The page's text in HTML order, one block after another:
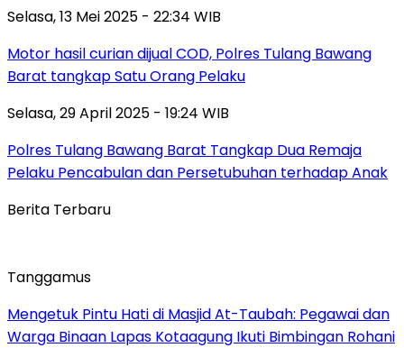
Selasa, 13 Mei 2025 - 22:34 WIB
Motor hasil curian dijual COD, Polres Tulang Bawang
Barat tangkap Satu Orang Pelaku
Selasa, 29 April 2025 - 19:24 WIB
Polres Tulang Bawang Barat Tangkap Dua Remaja
Pelaku Pencabulan dan Persetubuhan terhadap Anak
Berita Terbaru
Tanggamus
Mengetuk Pintu Hati di Masjid At-Taubah: Pegawai dan
Warga Binaan Lapas Kotaagung Ikuti Bimbingan Rohani